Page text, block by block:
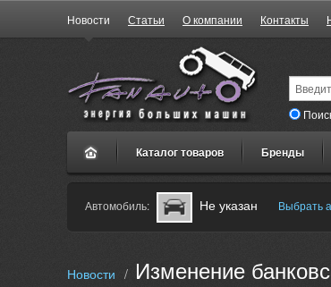
Новости Статьи О компании Контакты
Каталог товаров Бренды
Автомобиль: Не указан Выбрать
Новости / Изменение